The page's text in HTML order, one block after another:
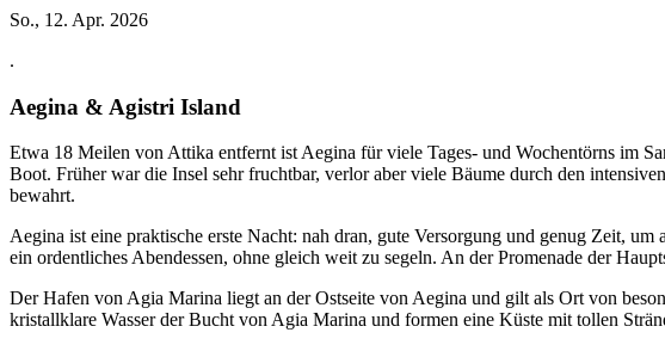
So., 12. Apr. 2026
.
Aegina & Agistri Island
Etwa 18 Meilen von Attika entfernt ist Aegina für viele Tages- und Wochentörns im
Boot. Früher war die Insel sehr fruchtbar, verlor aber viele Bäume durch den
bewahrt.
Aegina ist eine praktische erste Nacht: nah dran, gute Versorgung und genug Zeit,
ein ordentliches Abendessen, ohne gleich weit zu segeln. An der Promenade der
Der Hafen von Agia Marina liegt an der Ostseite von Aegina und gilt als Ort von
kristallklare Wasser der Bucht von Agia Marina und formen eine Küste mit tollen